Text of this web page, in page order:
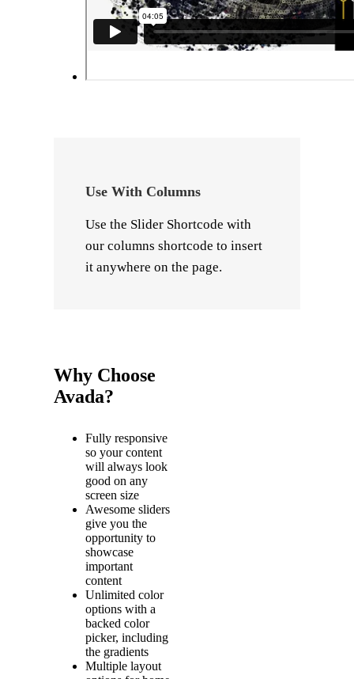
Use With Columns
Use the Slider Shortcode with
our columns shortcode to insert
it anywhere on the page.
Why Choose
Avada?
Fully responsive
so your content
will always look
good on any
screen size
Awesome sliders
give you the
opportunity to
showcase
important
content
Unlimited color
options with a
backed color
picker, including
the gradients
Multiple layout